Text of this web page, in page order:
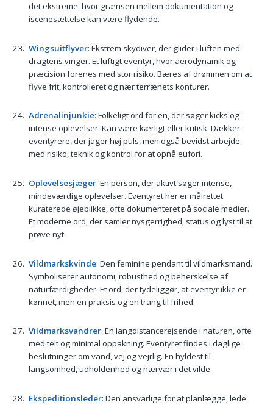
det ekstreme, hvor grænsen mellem dokumentation og
iscenesættelse kan være flydende.
Wingsuitflyver: Ekstrem skydiver, der glider i luften med
dragtens vinger. Et luftigt eventyr, hvor aerodynamik og
præcision forenes med stor risiko. Bæres af drømmen om at
flyve frit, kontrolleret og nær terrænets konturer.
Adrenalinjunkie: Folkeligt ord for en, der søger kicks og
intense oplevelser. Kan være kærligt eller kritisk. Dækker
eventyrere, der jager høj puls, men også bevidst arbejde
med risiko, teknik og kontrol for at opnå eufori.
Oplevelsesjæger: En person, der aktivt søger intense,
mindeværdige oplevelser. Eventyret her er målrettet
kuraterede øjeblikke, ofte dokumenteret på sociale medier.
Et moderne ord, der samler nysgerrighed, status og lyst til at
prøve nyt.
Vildmarkskvinde: Den feminine pendant til vildmarksmand.
Symboliserer autonomi, robusthed og beherskelse af
naturfærdigheder. Et ord, der tydeliggør, at eventyr ikke er
kønnet, men en praksis og en trang til frihed.
Vildmarksvandrer: En langdistancerejsende i naturen, ofte
med telt og minimal oppakning. Eventyret findes i daglige
beslutninger om vand, vej og vejrlig. En hyldest til
langsomhed, udholdenhed og nærvær i det vilde.
Ekspeditionsleder: Den ansvarlige for at planlægge, lede